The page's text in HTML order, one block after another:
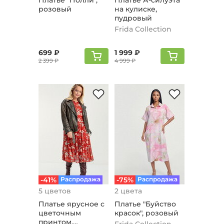
розовый
699 ₽
2 399 ₽
на кулиске,
пудровый
Frida Collection
1 999 ₽
4 999 ₽
-41% Распродажа
5 цветов
Платье ярусное с
цветочным
принтом,
-75% Распродажа
2 цвета
Платье "Буйство
красок", розовый